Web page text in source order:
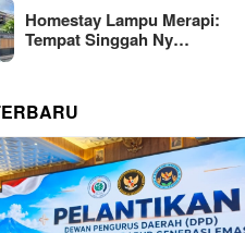
Homestay Lampu Merapi:
Tempat Singgah Ny…